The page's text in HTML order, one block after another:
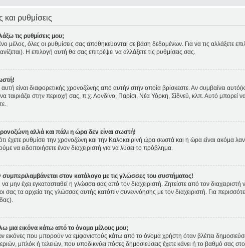
ρυθμίσεις
τις ρυθμίσεις μου;
μέλος, όλες οι ρυθμίσεις σας αποθηκεύονται σε βάση δεδομένων. Για να τις αλλάξετε
Η επιλογή αυτή θα σας επιτρέψει να αλλάξετε τις ρυθμίσεις σας.
είναι διαφορετικής χρονοζώνης από αυτήν στην οποία βρίσκεστε. Αν συμβαίνει
ταιριάζει στην περιοχή σας, π.χ. Λονδίνο, Παρίσι, Νέα Υόρκη, Σίδνεϋ, κλπ. Αυτό μπορεί
αλλά και πάλι η ώρα δεν είναι σωστή!
έχετε ρυθμίσει την χρονοζώνη και την Καλοκαιρινή ώρα σωστά και η ώρα είναι ακόμα
να ειδοποιήσετε έναν διαχειριστή για να λύσει το πρόβλημα.
στον κατάλογο με τις γλώσσες του συστήματος!
να μην έχει εγκατασταθεί η γλώσσα σας από τον διαχειριστή. Ζητείστε από τον
σας τα αρχεία της γλώσσας αυτής κατόπιν συνεννόησης με τον διαχειριστή. Για
μια εικόνα κάτω από το όνομα μέλους μου;
εικόνες που μπορούν να εμφανιστούς κάτω από το όνομα χρήστη όταν βλέπει
μπλόκ ή τελειών, που υποδικνύει πόσες δημοσιεύσεις έχετε κάνει ή το βαθμό σας